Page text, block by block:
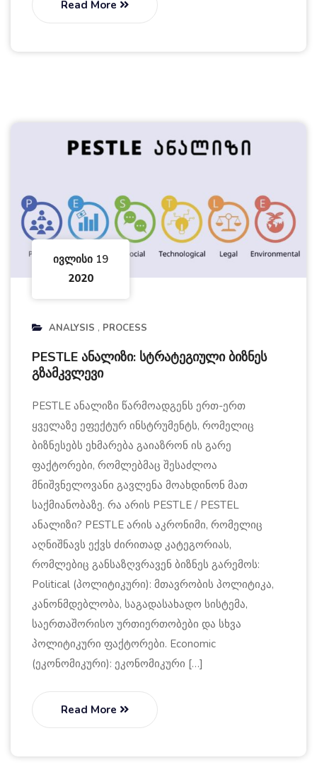
Read More
Ივლისი 19
2020
ANALYSIS PROCESS
PESTLE ანალიზი: სტრატეგიული ბიზნეს
გზამკვლევი
PESTLE ანალიზი წარმოადგენს ერთ-ერთ
ყველაზე ეფექტურ ინსტრუმენტს, რომელიც
ბიზნესებს ეხმარება გაიაზრონ ის გარე
ფაქტორები, რომლებმაც შესაძლოა
მნიშვნელოვანი გავლენა მოახდინონ მათ
საქმიანობაზე. რა არის PESTLE / PESTEL
ანალიზი? PESTLE არის აკრონიმი, რომელიც
აღნიშნავს ექვს ძირითად კატეგორიას,
რომლებიც განსაზღვრავენ ბიზნეს გარემოს:
Political (პოლიტიკური): მთავრობის პოლიტიკა,
კანონმდებლობა, საგადასახადო სისტემა,
საერთაშორისო ურთიერთობები და სხვა
პოლიტიკური ფაქტორები. Economic
(ეკონომიკური): ეკონომიკური […]
Read More